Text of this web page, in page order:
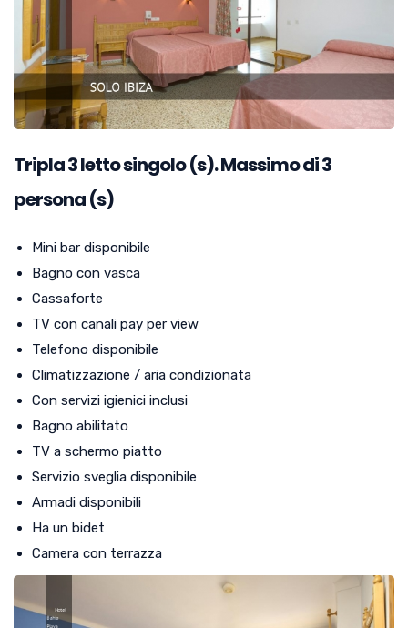
Tripla3letto singolo (s). Massimo di 3
persona (s)
Mini bar disponibile
Bagno con vasca
Cassaforte
TV con canali pay per view
Telefono disponibile
Climatizzazione / aria condizionata
Con servizi igienici inclusi
Bagno abilitato
TV a schermo piatto
Servizio sveglia disponibile
Armadi disponibili
Ha un bidet
Camera con terrazza